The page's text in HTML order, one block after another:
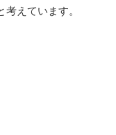
えています。